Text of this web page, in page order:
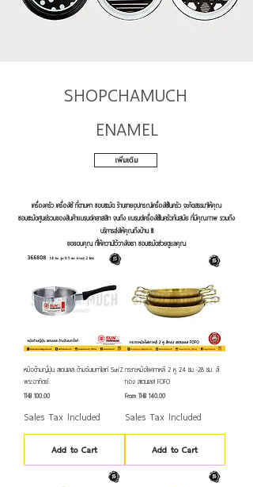
SHOPCHAMUCH
ENAMEL
เพิ่มเติม
เครื่องครัว เครื่องใช้ ที่ตามหาชอบชะมัด ร้านขายอุปกรณ์เครื่องใช้ในครัวจะค้ดสรรมาให้คุณ
ชอบชะมัดศูนย์รวมของสินค้าแบรนด์คลาสสิก จนถึง แบรนด์เครื่องใช้ในครัวทันสมัยที่มีคุณภาพ รวมถึง
บริการส่งให้คุณถึงบ้าน !!!
ขอขอบคุณ ที่ให้ความไว้วางใจเรา ชอบชะมัดช่วยดูแลคุณ
หม้อด้ามญี่ปุ่น สเตนเลส ด้ามจับเบกาไลท์ Sun'Z
พระอาทิตย์
Price
THB 100.00
Sales Tax Included
Add to Cart
กระทะหม้อไฟเกาหลี 2 หู 24 ซม.-28 ซม. สี
ทอง สเตนเลส FOFO
FromTHB 140.00
Sale Price
Sales Tax Included
Add to Cart